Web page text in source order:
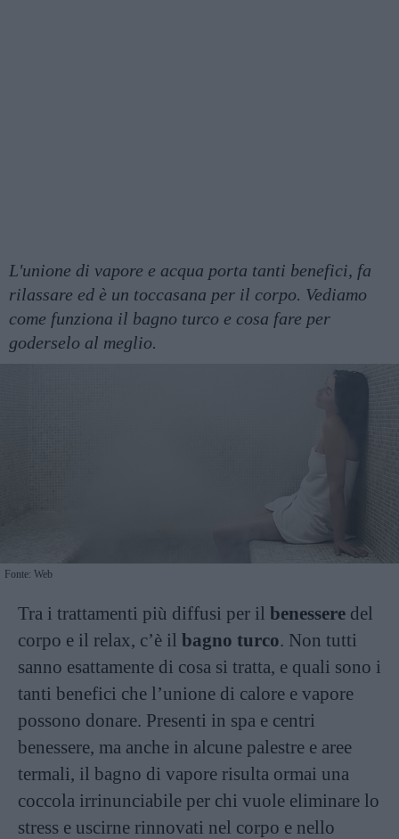
L'unione di vapore e acqua porta tanti benefici, fa
rilassare ed è un toccasana per il corpo. Vediamo
come funziona il bagno turco e cosa fare per
goderselo al meglio.
Fonte: Web
Tra i trattamenti più diffusi per il benessere del
corpo e il relax, c’è il bagno turco. Non tutti
sanno esattamente di cosa si tratta, e quali sono i
tanti benefici che l’unione di calore e vapore
possono donare. Presenti in spa e centri
benessere, ma anche in alcune palestre e aree
termali, il bagno di vapore risulta ormai una
coccola irrinunciabile per chi vuole eliminare lo
stress e uscirne rinnovati nel corpo e nello